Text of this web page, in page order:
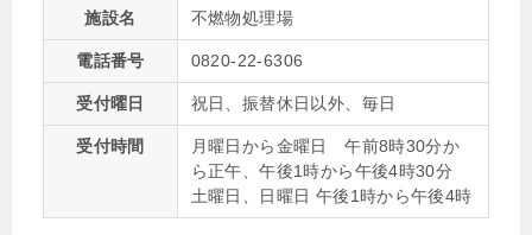
施設名 不燃物処理場
電話番号 0820-22-6306
受付曜日 祝日、振替休日以外、毎日
受付時間
月曜日から金曜日 午前8時30分か
ら正午、午後1時から午後4時30分
土曜日、日曜日 午後1時から午後4時